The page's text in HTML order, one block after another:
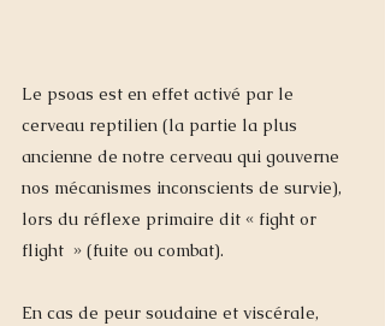
Le psoas est en effet activé par le
cerveau reptilien (la partie la plus
ancienne de notre cerveau qui gouverne
nos mécanismes inconscients de survie),
lors du réflexe primaire dit « fight or
flight  » (fuite ou combat).
En cas de peur soudaine et viscérale,